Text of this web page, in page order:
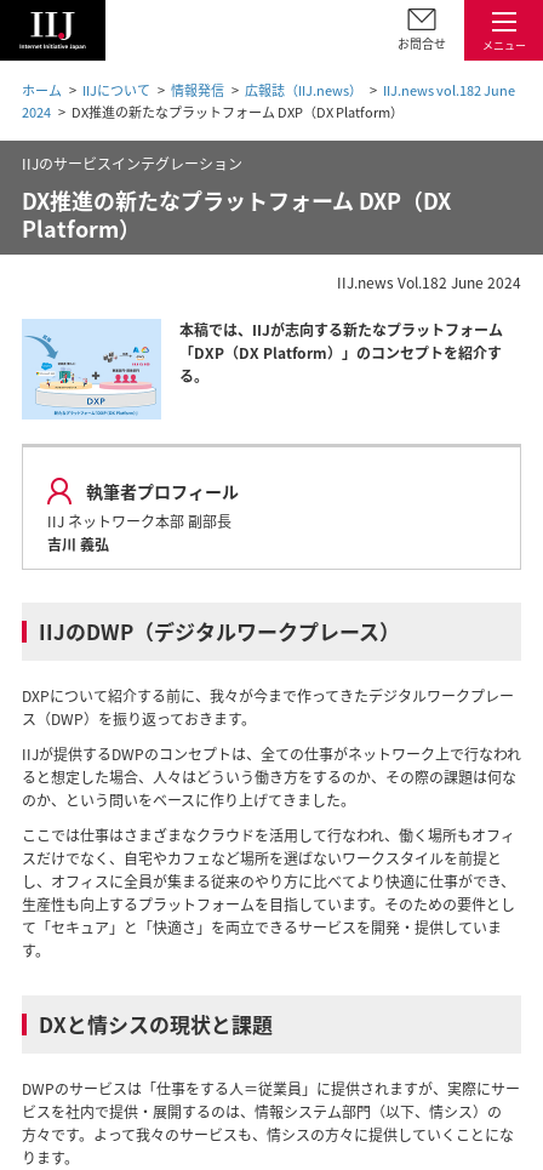
メニュー
お問合せ
ホーム IIJについて 情報発信 広報誌（IIJ.news）
IIJ.news vol.182 June
2024
DX推進の新たなプラットフォーム DXP（DX Platform）
IIJのサービスインテグレーション
DX推進の新たなプラットフォーム DXP（DX
Platform）
IIJ.news Vol.182 June 2024
本稿では、IIJが志向する新たなプラットフォーム
「DXP（DX Platform）」のコンセプトを紹介す
る。
執筆者プロフィール
IIJ ネットワーク本部 副部長
吉川 義弘
IIJのDWP（デジタルワークプレース）
DXPについて紹介する前に、我々が今まで作ってきたデジタルワークプレー
ス（DWP）を振り返っておきます。
IIJが提供するDWPのコンセプトは、全ての仕事がネットワーク上で行なわれ
ると想定した場合、人々はどういう働き方をするのか、その際の課題は何な
のか、という問いをベースに作り上げてきました。
ここでは仕事はさまざまなクラウドを活用して行なわれ、働く場所もオフィ
スだけでなく、自宅やカフェなど場所を選ばないワークスタイルを前提と
し、オフィスに全員が集まる従来のやり方に比べてより快適に仕事ができ、
生産性も向上するプラットフォームを目指しています。そのための要件とし
て「セキュア」と「快適さ」を両立できるサービスを開発・提供していま
す。
DXと情シスの現状と課題
DWPのサービスは「仕事をする人＝従業員」に提供されますが、実際にサー
ビスを社内で提供・展開するのは、情報システム部門（以下、情シス）の
方々です。よって我々のサービスも、情シスの方々に提供していくことにな
ります。